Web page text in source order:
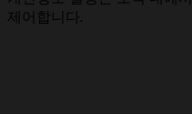
제어합니다.